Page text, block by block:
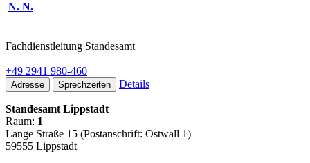
N. N.
Fachdienstleitung Standesamt
+49 2941 980-460
Adresse Sprechzeiten Details
Standesamt Lippstadt
Raum: 1
Lange Straße 15 (Postanschrift: Ostwall 1)
59555 Lippstadt